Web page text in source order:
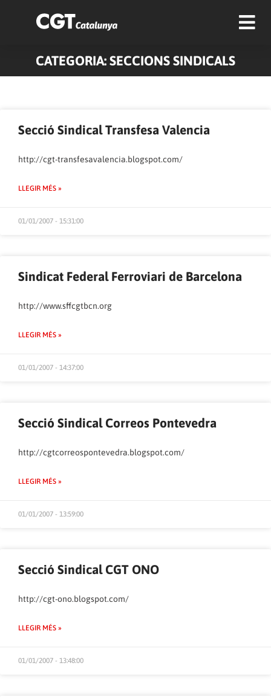
CATEGORIA: SECCIONS SINDICALS
Secció Sindical Transfesa Valencia
http://cgt-transfesavalencia.blogspot.com/
LLEGIR MÉS »
01/01/2007 - 15:31:00
Sindicat Federal Ferroviari de Barcelona
http://www.sffcgtbcn.org
LLEGIR MÉS »
01/01/2007 - 14:37:00
Secció Sindical Correos Pontevedra
http://cgtcorreospontevedra.blogspot.com/
LLEGIR MÉS »
01/01/2007 - 13:59:00
Secció Sindical CGT ONO
http://cgt-ono.blogspot.com/
LLEGIR MÉS »
01/01/2007 - 13:48:00